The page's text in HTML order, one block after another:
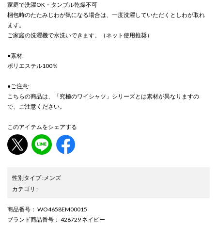
家庭で洗濯OK・タンブル乾燥不可
梱包時のたたみじわが気になる場合は、一度洗濯していただくとしわが取れ
ます。
ご家庭の洗濯機で水洗いできます。（ネット使用推奨）
●素材:
ポリエステル100％
●ご注意:
こちらの商品は、「究極のワイシャツ」シリーズとは素材が異なりますの
で、ご注意ください。
このアイテムをシェアする
性別タイプ: メンズ
カテゴリ :
商品番号 ： WO4658EM00015
ブランド商品番号 ： 428729 ネイビー